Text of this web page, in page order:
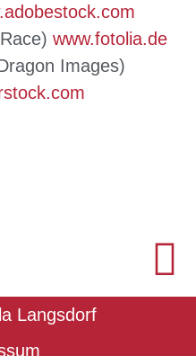
www.fotolia.de
Images)
Langsdorf